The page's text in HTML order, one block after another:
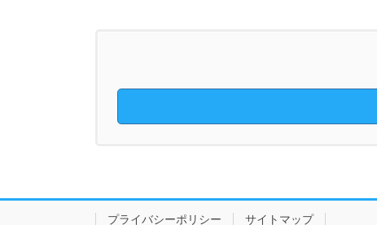
り
プライバシーポリシー サイトマップ